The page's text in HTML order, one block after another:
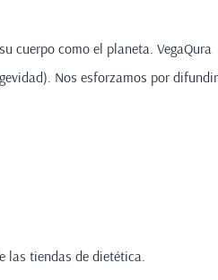
cuerpo como el planeta. VegaQura
Nos esforzamos por difundir
las tiendas de dietética.